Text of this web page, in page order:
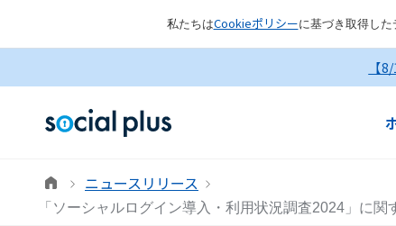
私たちはCookieポリシーに基づき取得し
【
ニュースリリース
「ソーシャルログイン導入・利用状況調査2024」に